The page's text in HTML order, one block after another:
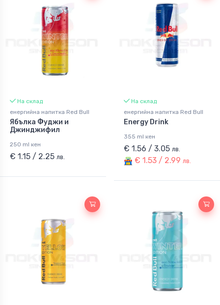
На склад
енергийна напитка Red Bull
Ябълка Фуджи и
Джинджифил
250 ml кен
€ 1.15 / 2.25 лв.
На склад
енергийна напитка Red Bull
Energy Drink
355 ml кен
€ 1.56 / 3.05 лв.
€ 1.53 / 2.99 лв.